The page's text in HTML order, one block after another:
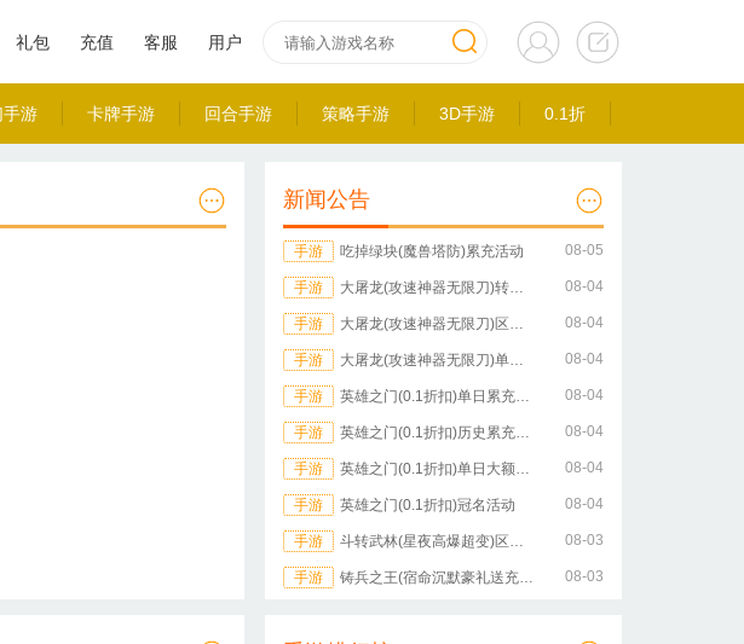
手游 卡牌手游 回合手游 策略手游 3D手游 0.1折
礼包 充值 客服 用户
新闻公告
手游 吃掉绿块(魔兽塔防)累充活动 08-05
手游 大屠龙(攻速神器无限刀)转游方案 08-04
手游 大屠龙(攻速神器无限刀)区服冠名活动 08-04
手游 大屠龙(攻速神器无限刀)单日额外活动 08-04
手游 英雄之门(0.1折扣)单日累充活动 08-04
手游 英雄之门(0.1折扣)历史累充活动 08-04
手游 英雄之门(0.1折扣)单日大额活动 08-04
手游 英雄之门(0.1折扣)冠名活动 08-04
手游 斗转武林(星夜高爆超变)区服冠名 08-03
手游 铸兵之王(宿命沉默豪礼送充)单日大额超值活动 08-03